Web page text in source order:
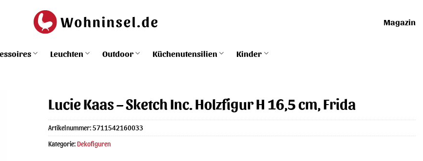
Magazin
Leuchten Outdoor Küchenutensilien Kinder
Lucie Kaas – Sketch Inc. Holzfigur H 16,5 cm, Frida
Artikelnummer:5711542160033
Kategorie:Dekofiguren